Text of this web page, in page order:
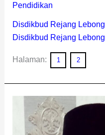
Pendidikan
Disdikbud Rejang Lebong
Disdikbud Rejang Lebong
Halaman: 1 2
SMP